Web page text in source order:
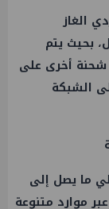
الغاز
بحيث يتم
شحنة أخرى على
الشبكة
ما يصل إلى
موارد متنوعة